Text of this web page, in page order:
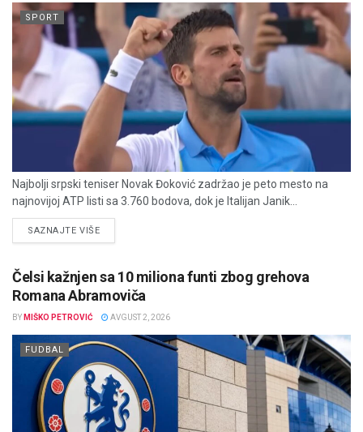
SPORT
Najbolji srpski teniser Novak Đoković zadržao je peto mesto na
najnovijoj ATP listi sa 3.760 bodova, dok je Italijan Janik...
SAZNAJTE VIŠEDETAILS
Čelsi kažnjen sa 10 miliona funti zbog grehova
Romana Abramoviča
BY MIŠKO PETROVIĆ AVGUST 2, 2026
FUDBAL